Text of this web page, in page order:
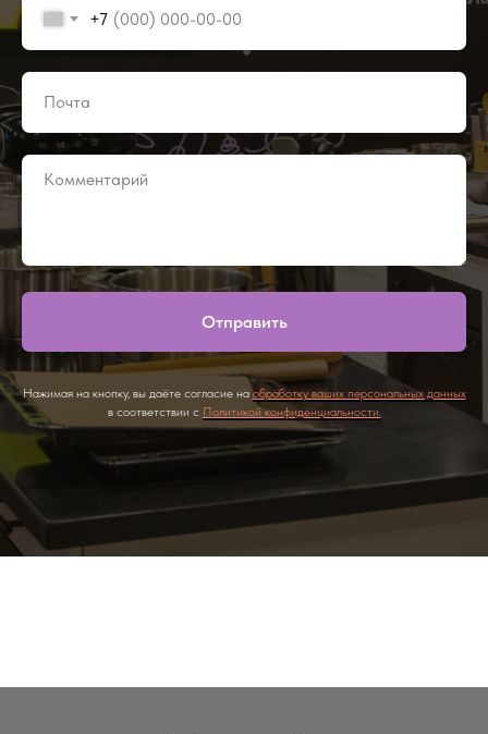
+7
Отправить
Нажимая на кнопку, вы даёте согласие на обработку ваших персональных данных
в соответствии с Политикой конфиденциальности.